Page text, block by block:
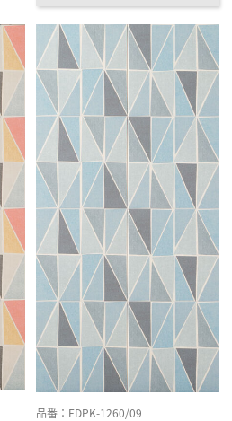
品番：EDPK-1260/09